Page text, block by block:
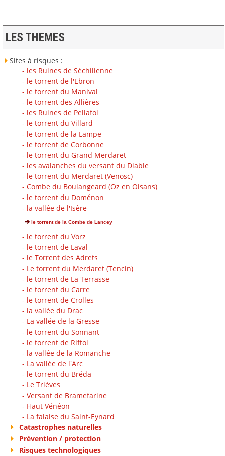
LES THEMES
Sites à risques :
- les Ruines de Séchilienne
- le torrent de l'Ebron
- le torrent du Manival
- le torrent des Allières
- les Ruines de Pellafol
- le torrent du Villard
- le torrent de la Lampe
- le torrent de Corbonne
- le torrent du Grand Merdaret
- les avalanches du versant du Diable
- le torrent du Merdaret (Venosc)
- Combe du Boulangeard (Oz en Oisans)
- le torrent du Doménon
- la vallée de l'Isère
le torrent de la Combe de Lancey
- le torrent du Vorz
- le torrent de Laval
- le Torrent des Adrets
- Le torrent du Merdaret (Tencin)
- le torrent de La Terrasse
- le torrent du Carre
- le torrent de Crolles
- la vallée du Drac
- La vallée de la Gresse
- le torrent du Sonnant
- le torrent de Riffol
- la vallée de la Romanche
- La vallée de l'Arc
- le torrent du Bréda
- Le Trièves
- Versant de Bramefarine
- Haut Vénéon
- La falaise du Saint-Eynard
Catastrophes naturelles
Prévention / protection
Risques technologiques